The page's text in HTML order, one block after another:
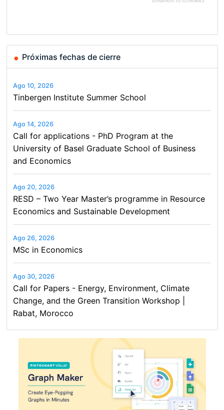
Próximas fechas de cierre
Ago 10, 2026
Tinbergen Institute Summer School
Ago 14, 2026
Call for applications - PhD Program at the
University of Basel Graduate School of Business
and Economics
Ago 20, 2026
RESD – Two Year Master’s programme in Resource
Economics and Sustainable Development
Ago 26, 2026
MSc in Economics
Ago 30, 2026
Call for Papers - Energy, Environment, Climate
Change, and the Green Transition Workshop |
Rabat, Morocco